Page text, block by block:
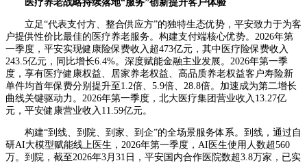
医疗养老战略持续落地“服务”创新提升客户体验
立足“代表支付方、整合供应方”的独特生态优势，平安致力于为客
户提供性价比最佳的医疗养老服务。构建支付端核心优势。2026年第
一季度，平安实现健康险保费收入超473亿元，其中医疗险保费收入
243.5亿元，同比增长6.4%。深度赋能金融主业发展。2026年第一季
度，享有医疗健康权益、居家养老权益、高品质养老权益客户寿险新
单件均首年保费分别提升至1.2倍、5.9倍、28.8倍。加速成为第二增长
曲线关键驱动力。2026年第一季度，北大医疗集团营业收入13.27亿
元，平安健康营业收入11.59亿元。
构建“到线、到院、到家、到企”的全场景服务体系。到线，通过自
研AI大模型赋能线上医生，2026年第一季度，AI医生使用人数超560
万。到院，截至2026年3月31日，平安国内合作医院数超3.8万家，已实